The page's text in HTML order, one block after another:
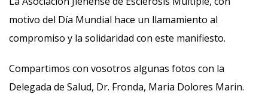
motivo del Día Mundial hace un llamamiento al
compromiso y la solidaridad con este manifiesto.
Compartimos con vosotros algunas fotos con la
Delegada de Salud, Dr. Fronda, Maria Dolores Marin.